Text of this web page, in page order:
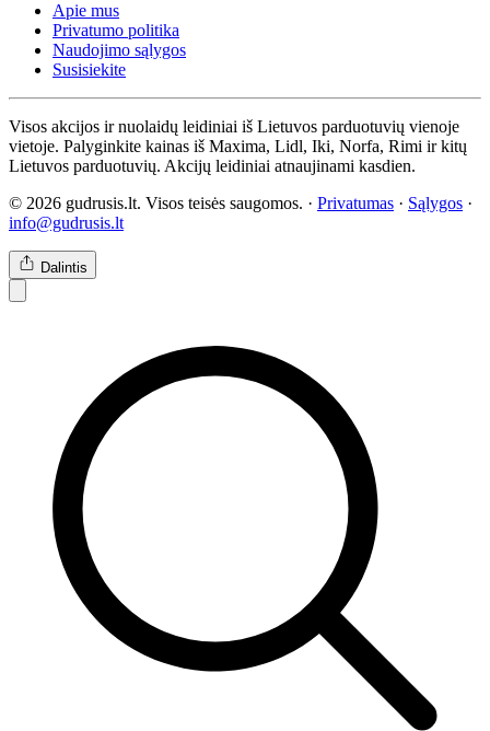
Apie mus
Privatumo politika
Naudojimo sąlygos
Susisiekite
Visos akcijos ir nuolaidų leidiniai iš Lietuvos parduotuvių vienoje
vietoje. Palyginkite kainas iš Maxima, Lidl, Iki, Norfa, Rimi ir kitų
Lietuvos parduotuvių. Akcijų leidiniai atnaujinami kasdien.
© 2026 gudrusis.lt. Visos teisės saugomos. · Privatumas · Sąlygos ·
info@gudrusis.lt
Dalintis